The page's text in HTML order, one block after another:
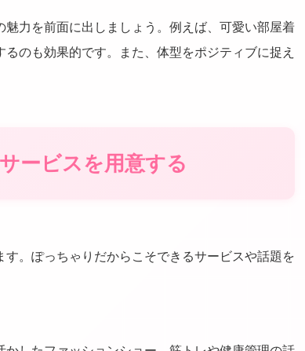
力を前面に出しましょう。例えば、可愛い部屋着
のも効果的です。また、体型をポジティブに捉え
ービスを用意する
。ぽっちゃりだからこそできるサービスや話題を